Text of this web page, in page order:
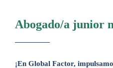
Abogado/a junior
¡En Global Factor,